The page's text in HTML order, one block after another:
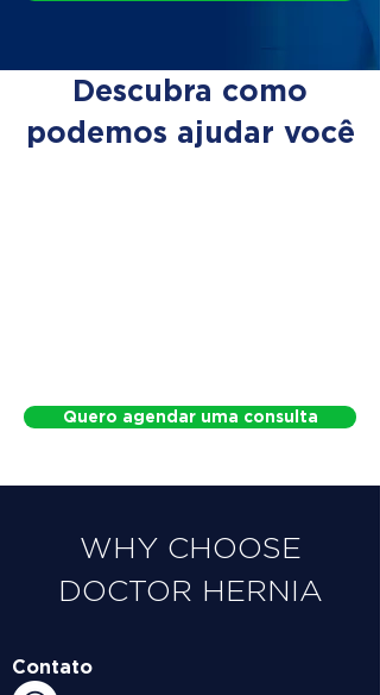
Descubra como
podemos ajudar você
Quero agendar uma consulta
WHY CHOOSE
DOCTOR HERNIA
Contato